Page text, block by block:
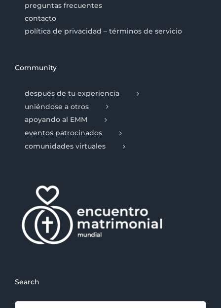
preguntas frecuentes
contacto
política de privacidad – términos de servicio
Community
después de tu experiencia
uniéndose a otros
apoyando al EMM
eventos patrocinados
comunidades virtuales
Search